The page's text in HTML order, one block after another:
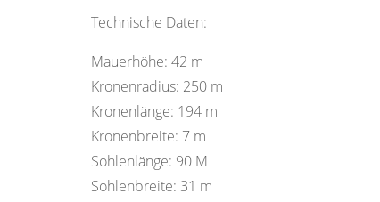
Technische Daten:
Mauerhöhe: 42 m
Kronenradius: 250 m
Kronenlänge: 194 m
Kronenbreite: 7 m
Sohlenlänge: 90 M
Sohlenbreite: 31 m